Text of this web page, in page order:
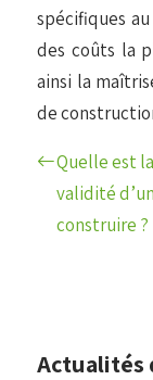
spécifiques
des coûts la
ainsi la
de
Quelle est
validité
construire ?
Actualités